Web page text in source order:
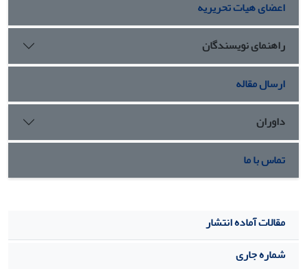
اعضای هیات تحریریه
راهنمای نویسندگان
ارسال مقاله
داوران
تماس با ما
مقالات آماده انتشار
شماره جاری